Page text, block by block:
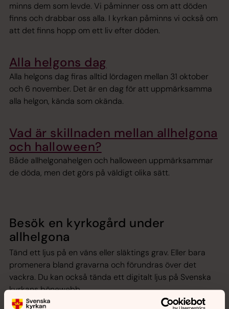
minns dem som levde. Vi påminner oss om att döden
finns och drabbar oss alla. I kyrkan påminns vi också om
att det finns hopp om ett liv efter döden.
Alla helgons dag
Alla helgons dag firas alltid lördagen mellan 31 oktober
och 6 november. Det är en dag för att uppmärksamma
alla helgon, kända som okända.
Vad är skillnaden mellan allhelgona
och halloween?
Både allhelgonahelgen och halloween uppmärksammar
de döda, men det görs på väldigt olika sätt.
Besök en kyrkogård under
allhelgona
Tänd ett ljus på en väns eller släktings grav. Eller bara
promenera bland gravarna och förundras över det
vackra. Du kan också tända ett digitalt ljus på Svenska
kyrkans bönewebb.